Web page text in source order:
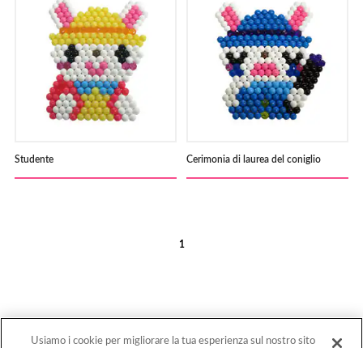
Studente Cerimonia di laurea del coniglio
1
Usiamo i cookie per migliorare la tua esperienza sul nostro sito